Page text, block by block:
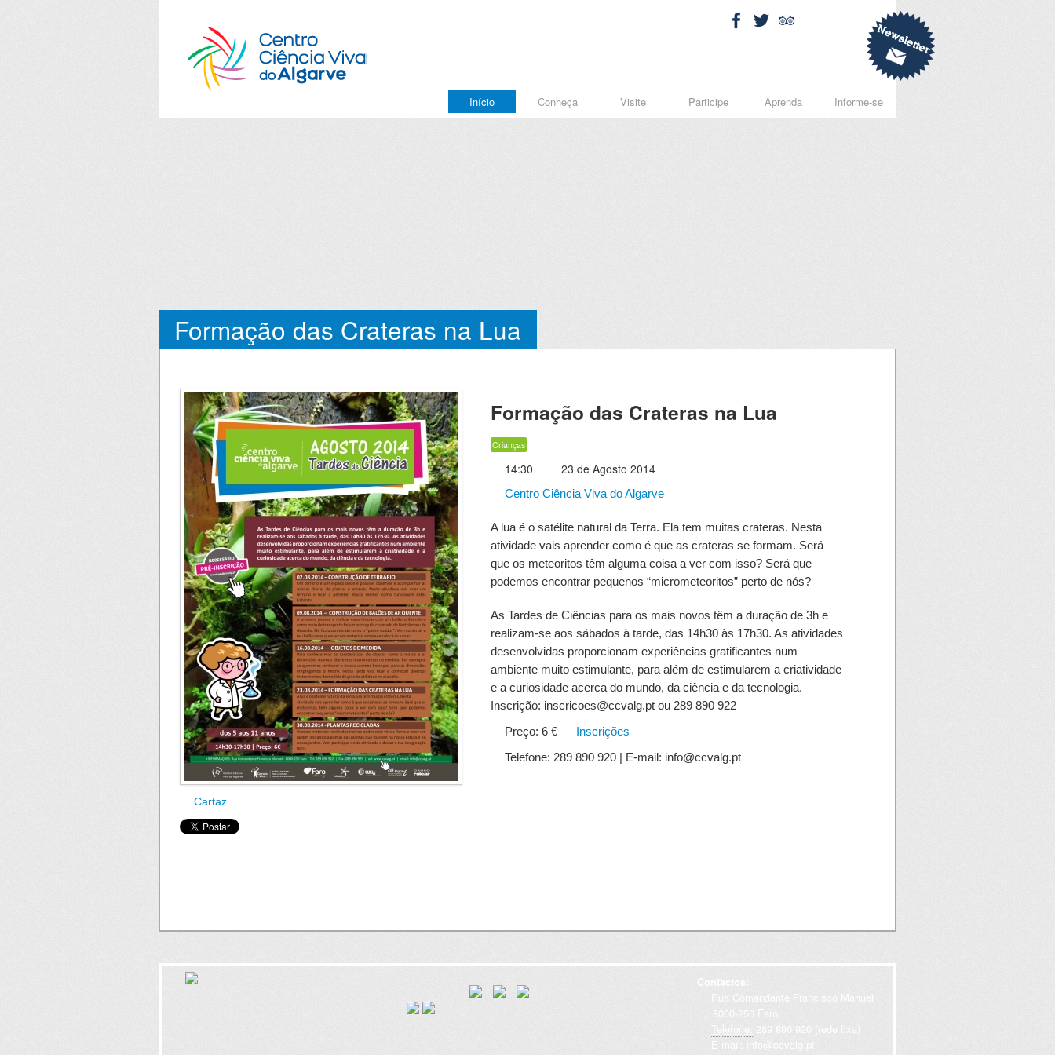
Início Conheça Visite Participe Aprenda Informe-se
Formação das Crateras na Lua
Cartaz
Formação das Crateras na Lua
Crianças
14:30 23 de Agosto 2014
Centro Ciência Viva do Algarve
A lua é o satélite natural da Terra. Ela tem muitas crateras. Nesta
atividade vais aprender como é que as crateras se formam. Será
que os meteoritos têm alguma coisa a ver com isso? Será que
podemos encontrar pequenos “micrometeoritos” perto de nós?
As Tardes de Ciências para os mais novos têm a duração de 3h e
realizam-se aos sábados à tarde, das 14h30 às 17h30. As atividades
desenvolvidas proporcionam experiências gratificantes num
ambiente muito estimulante, para além de estimularem a criatividade
e a curiosidade acerca do mundo, da ciência e da tecnologia.
Inscrição: inscricoes@ccvalg.pt ou 289 890 922
Preço: 6 €
Inscrições
Telefone: 289 890 920 | E-mail: info@ccvalg.pt
Contactos:
Rua Comandante Francisco Manuel
8000-250 Faro
Telefone: 289 890 920 (rede fixa)
E-mail: info@ccvalg.pt